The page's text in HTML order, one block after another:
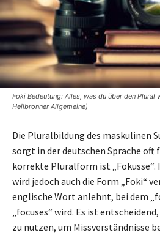
Foki Bedeutung: Alles, was du über den
Heilbronner Allgemeine)
Die Pluralbildung des maskulinen
sorgt in der deutschen Sprache oft
korrekte Pluralform ist
wird jedoch auch die Form „Foki“
englische Wort anlehnt, bei dem
„focuses“ wird. Es ist
zu nutzen, um Missverständnisse